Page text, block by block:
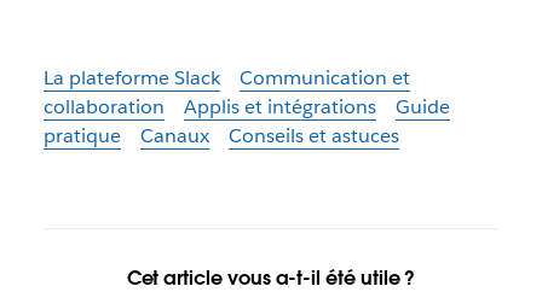
La plateforme Slack
Communication et
collaboration
Applis et intégrations
Guide
pratique
Canaux Conseils et astuces
Cet article vous a-t-il été utile ?